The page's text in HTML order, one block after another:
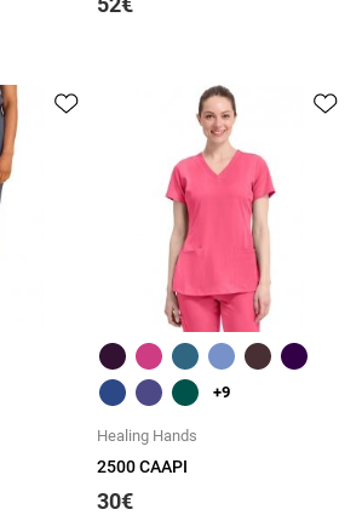
Быстрый обзор
+9
Healing Hands
2500 CAAPI
30€